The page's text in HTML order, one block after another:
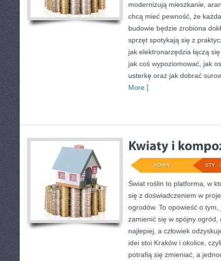
modernizują mieszkanie,
chcą mieć pewność, że
budowie będzie zrobiona
sprzęt spotykają się z
jak elektronarzędzia łączą
jak coś wypoziomować, jak
usterkę oraz jak dobrać
More ]
STY -
ADMIN
Świat roślin to platforma, w
się z doświadczeniem w
ogrodów. To opowieść o
zamienić się w spójny ogród,
najlepiej, a człowiek
idei stoi Kraków i okolice,
potrafią się zmieniać, a